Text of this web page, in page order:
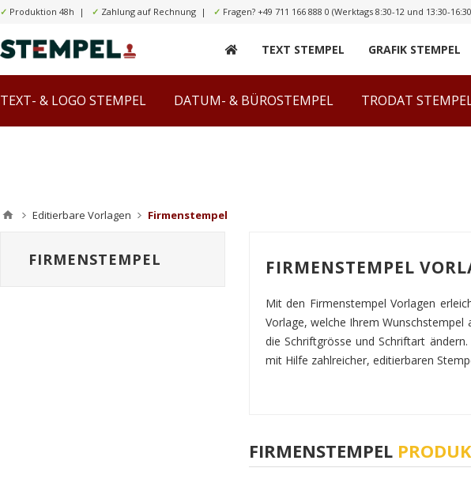
✓ Produktion 48h | ✓ Zahlung auf Rechnung | ✓ Fragen? +49 711 166 888 0 (Werktags 8:30-12 und 13:30-
TEXT STEMPEL GRAFIK STEMPEL
TEXT- & LOGO STEMPEL DATUM- & BÜROSTEMPEL TRODAT
Editierbare Vorlagen Firmenstempel
FIRMENSTEMPEL
Mit den Firmenstempel Vorlagen
Vorlage, welche Ihrem
die Schriftgrösse und Schriftart
mit Hilfe zahlreicher, editierbaren
FIRMENSTEMPEL
FIRMENSTEMPEL